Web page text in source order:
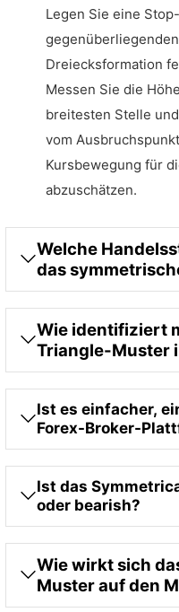
Legen Sie eine
Dreiecksformation
Messen Sie die
breitesten Stelle
vom
Kursbewegung für
abzuschätzen.
Welche
das
Wie identifiziert
Triangle-Muster
Ist es einfacher,
Forex-Broker-
Ist das
oder bearish?
Wie wirkt sich
Muster auf den